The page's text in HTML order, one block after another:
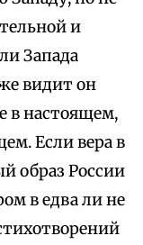
и
Запада
видит он
в настоящем,
Если вера в
образ России
в едва ли не